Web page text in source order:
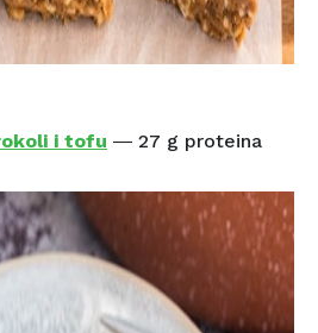
i tofu ― 27 g proteina